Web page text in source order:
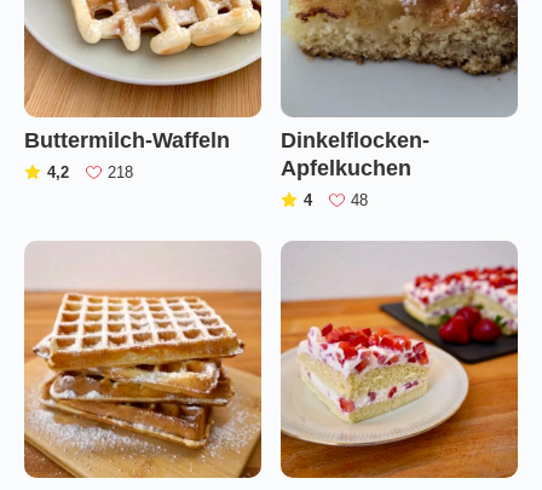
Buttermilch-Waffeln
4,2 (
218
Dinkelflocken-
Apfelkuchen
4 (
48